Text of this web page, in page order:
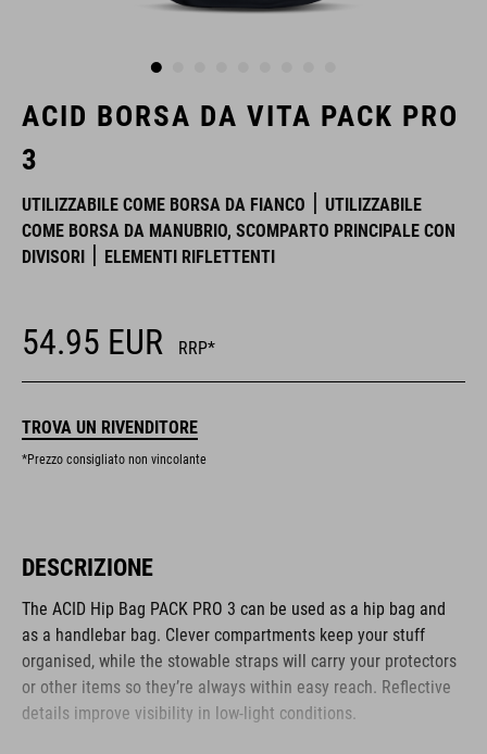
ACID BORSA DA VITA PACK PRO
3
UTILIZZABILE COME BORSA DA FIANCO
UTILIZZABILE
COME BORSA DA MANUBRIO, SCOMPARTO PRINCIPALE CON
DIVISORI
ELEMENTI RIFLETTENTI
54.95 EUR RRP*
TROVA UN RIVENDITORE
*Prezzo consigliato non vincolante
DESCRIZIONE
The ACID Hip Bag PACK PRO 3 can be used as a hip bag and
as a handlebar bag. Clever compartments keep your stuff
organised, while the stowable straps will carry your protectors
or other items so they’re always within easy reach. Reflective
details improve visibility in low-light conditions.